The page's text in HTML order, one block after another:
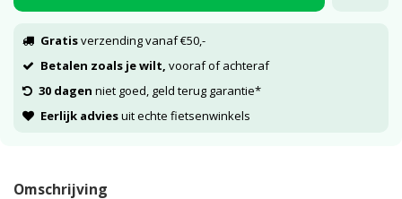
Gratisverzending vanaf €50,-
Betalen zoals je wilt, vooraf of achteraf
30 dagen niet goed, geld terug garantie*
Eerlijk adviesuit echte fietsenwinkels
Omschrijving